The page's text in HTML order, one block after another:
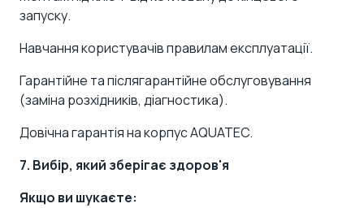
запуску.
Навчання користувачів правилам експлуатації.
Гарантійне та післягарантійне обслуговування
(заміна розхідників, діагностика).
Довічна гарантія на корпус AQUATEC.
7. Вибір, який зберігає здоров'я
Якщо ви шукаєте: